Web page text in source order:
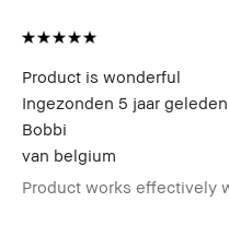
Product is wonderful
Ingezonden 5 jaar geleden
Bobbi
van belgium
Product works effectively